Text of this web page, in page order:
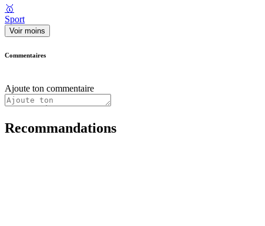
🥇
Sport
Voir moins
Commentaires
Ajoute ton commentaire
Recommandations